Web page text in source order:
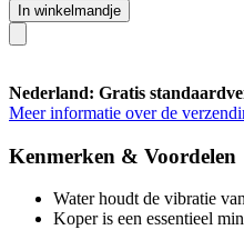
In winkelmandje
Nederland: Gratis
Meer informatie over de
Kenmerken & Voordelen
Water houdt de vibratie
Koper is een essentieel